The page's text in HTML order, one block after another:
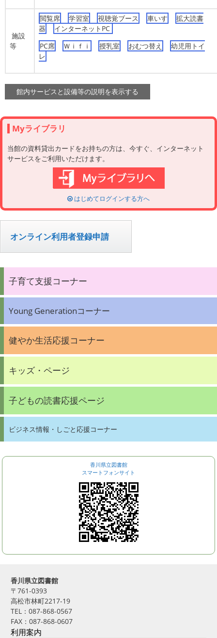
施設
等
閲覧席 学習室 視聴覚ブース 車いす
拡大読書
器
インターネットPC
PC席
Ｗｉｆｉ 授乳室 おむつ替え
幼児用トイ
レ
Myライブラリ
当館の資料貸出カードをお持ちの方は、今すぐ、インターネット
サービスをご利用いただけます。
はじめてログインする方へ
オンライン利用者登録申請
子育て支援コーナー
Young Generationコーナー
健やか生活応援コーナー
キッズ・ページ
子どもの読書応援ページ
ビジネス情報・しごと応援コーナー
香川県立図書館
スマートフォンサイト
香川県立図書館
〒761-0393
高松市林町2217-19
TEL：087-868-0567
FAX：087-868-0607
利用案内